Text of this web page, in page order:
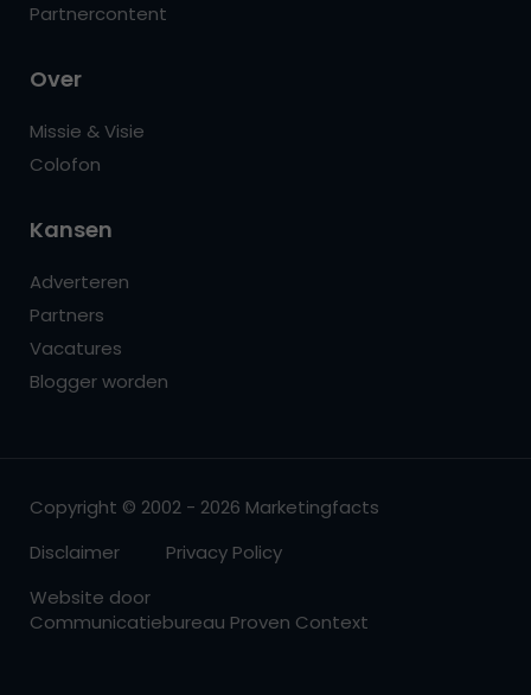
Partnercontent
Over
Missie & Visie
Colofon
Kansen
Adverteren
Partners
Vacatures
Blogger worden
Copyright © 2002 - 2026 Marketingfacts
Disclaimer
Privacy Policy
Website door
Communicatiebureau Proven Context